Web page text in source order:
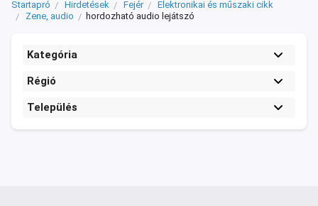
Startapró Hirdetések Fejér
Elektronikai és műszaki cikk
Zene, audio
hordozható audio lejátszó
Kategória
Régió
Település